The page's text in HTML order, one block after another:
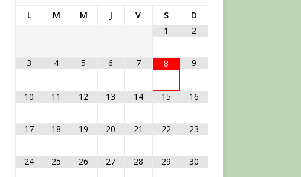
L M M J V S
D
1
2
3 4 5 6 7 8 9
10 11 12 13 14 15 16
17 18 19 20 21 22 23
24 25 26 27 28 29 30